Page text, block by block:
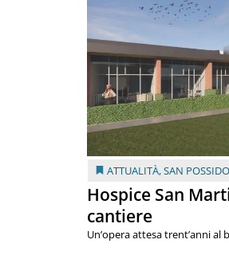
ATTUALITÀ,SAN
Hospice San
cantiere
Un’opera attesa trent’anni al